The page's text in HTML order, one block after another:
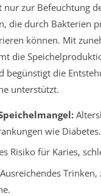
nur zur Befeuchtung
die durch Bakterien
können. Mit
die
begünstigt die
unterstützt.
wie Diabetes.
Risiko für Karies,
Trinken,